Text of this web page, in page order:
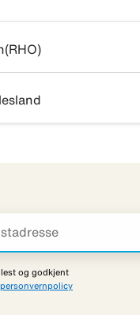
lest og godkjent